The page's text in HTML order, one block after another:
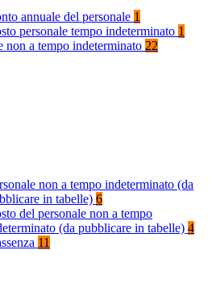
annuale del personale 1
personale tempo indeterminato 1
non a tempo indeterminato 22
non a tempo indeterminato (da
in tabelle) 6
del personale non a tempo
(da pubblicare in tabelle) 4
11